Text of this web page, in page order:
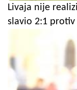
Livaja nije
slavio 2:1 protiv